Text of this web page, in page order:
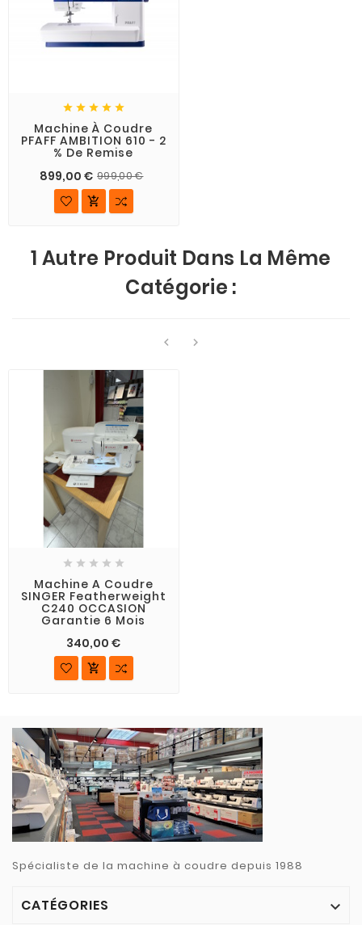
    
Machine À Coudre
PFAFF AMBITION 610 - 2
% De Remise
899,00 € 999,00 €

1 Autre Produit Dans La Même
Catégorie :
 
    
Machine A Coudre
SINGER Featherweight
C240 OCCASION
Garantie 6 Mois
340,00 €

Spécialiste de la machine à coudre depuis 1988
CATÉGORIES 